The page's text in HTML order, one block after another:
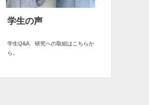
学生の声
学生Q&A、研究への取組はこちらか
ら。